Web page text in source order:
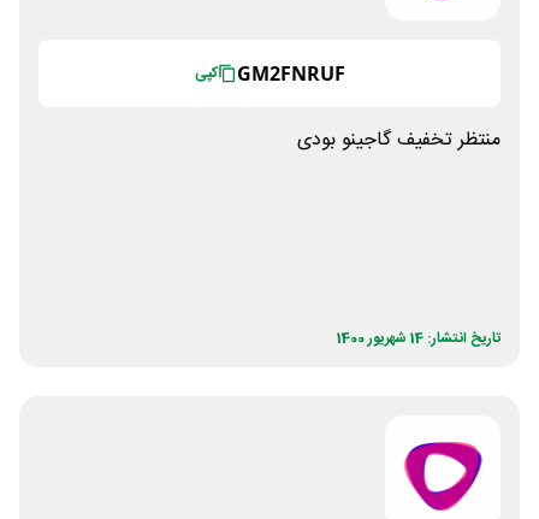
GM2FNRUF کپی
منتظر تخفیف گاجینو بودی
تاریخ انتشار: 14 شهریور 1400